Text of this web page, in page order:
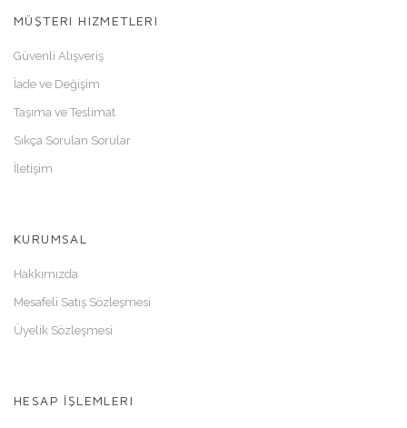
MÜŞTERI HIZMETLERI
Güvenli Alışveriş
İade ve Değişim
Taşıma ve Teslimat
Sıkça Sorulan Sorular
İletişim
KURUMSAL
Hakkımızda
Mesafeli Satış Sözleşmesi
Üyelik Sözleşmesi
HESAP İŞLEMLERI